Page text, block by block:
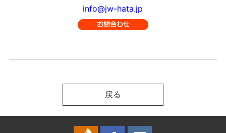
info@jw-hata.jp
戻る